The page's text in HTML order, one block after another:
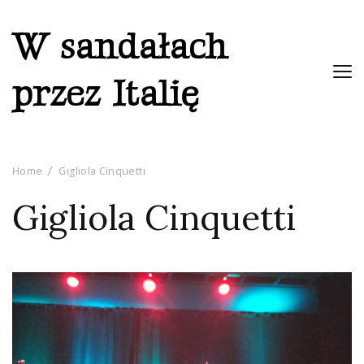
W sandałach
przez Italię
Home Gigliola Cinquetti
Gigliola Cinquetti